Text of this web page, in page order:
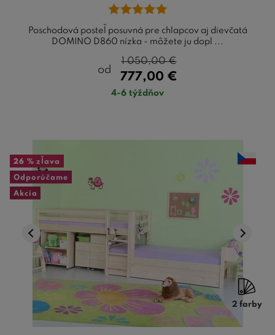
Poschodová posteľ posuvná pre chlapcov aj dievčatá
DOMINO D860 nízka - môžete ju dopl ...
od
777,00 €
1 050,00€
4-6 týždňov
26 % zľava
Odporúčame
Akcia
2 farby